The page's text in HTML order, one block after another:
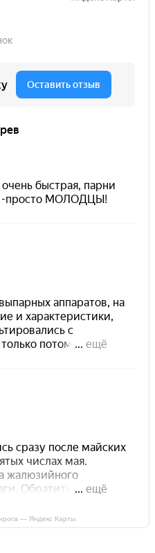
— Яндекс Карты